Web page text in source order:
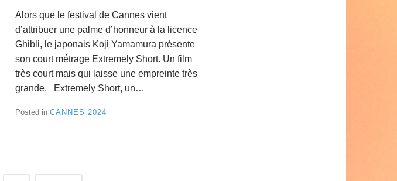
Alors que le festival de Cannes vient
d’attribuer une palme d’honneur à la licence
Ghibli, le japonais Koji Yamamura présente
son court métrage Extremely Short. Un film
très court mais qui laisse une empreinte très
grande. Extremely Short, un…
Posted in CANNES 2024